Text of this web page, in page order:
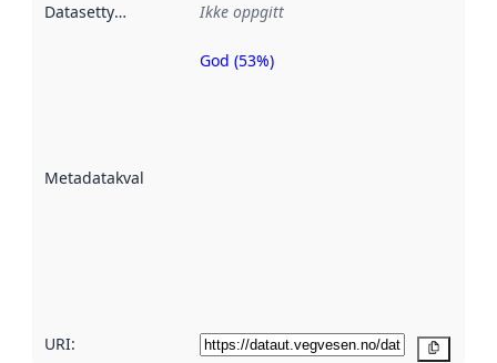
Datasettype Ikke oppgitt
Metadatakvalitet
Metadatakvalitet
God (53%)
URI: